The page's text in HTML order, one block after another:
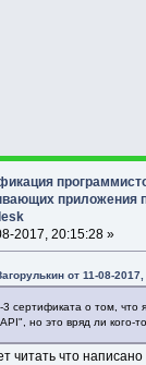
приложения
2017, 20:15:28 »
от 11-08-
3 сертификата о том, что
но это вряд ли кого-
читать что